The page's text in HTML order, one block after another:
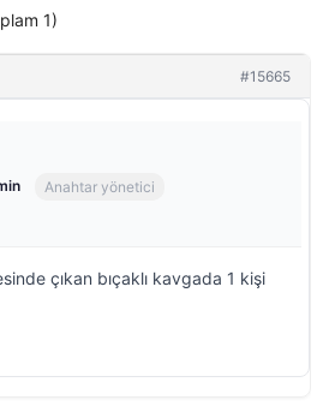
1)
#15665
Anahtar yönetici
çıkan bıçaklı kavgada 1 kişi